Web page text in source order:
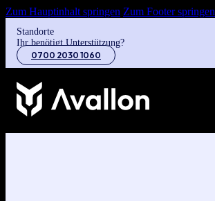
Zum Hauptinhalt springen Zum Footer springen
Standorte
Ihr benötigt Unterstützung?
0700 2030 1060